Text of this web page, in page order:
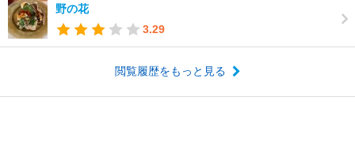
野の花
3.29
閲覧履歴をもっと見る